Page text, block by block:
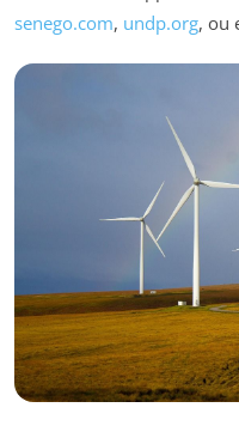
senego.com, undp.org, ou